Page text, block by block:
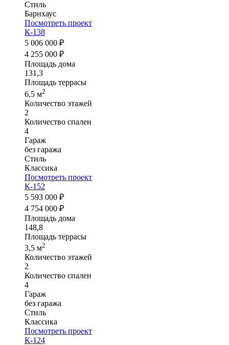
Стиль
Барнхаус
Посмотреть проект
К-138
5 006 000 ₽
4 255 000 ₽
Площадь дома
131,3
Площадь террасы
6,5 м2
Количество этажей
2
Количество спален
4
Гараж
без гаража
Стиль
Классика
Посмотреть проект
К-152
5 593 000 ₽
4 754 000 ₽
Площадь дома
148,8
Площадь террасы
3,5 м2
Количество этажей
2
Количество спален
4
Гараж
без гаража
Стиль
Классика
Посмотреть проект
К-124